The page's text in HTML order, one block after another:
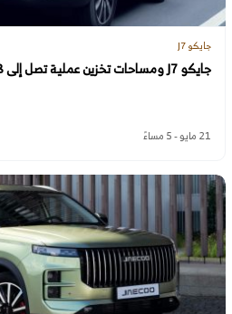
جايكو J7
جايكو J7 ومساحات تخزين عملية تصل إلى 1338 لتر
21 مايو - 5 مساءً